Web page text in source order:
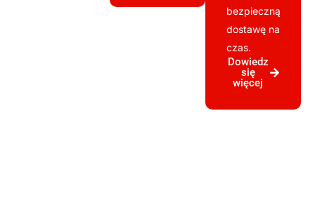
bezpieczną
dostawę na
czas.
Dowiedz
się
więcej